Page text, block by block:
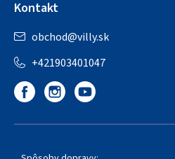
Kontakt
obchod@villy.sk
+421903401047